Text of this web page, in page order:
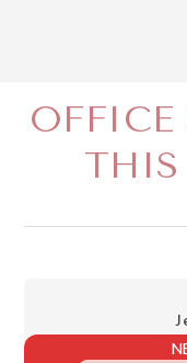
OFFICE
THIS